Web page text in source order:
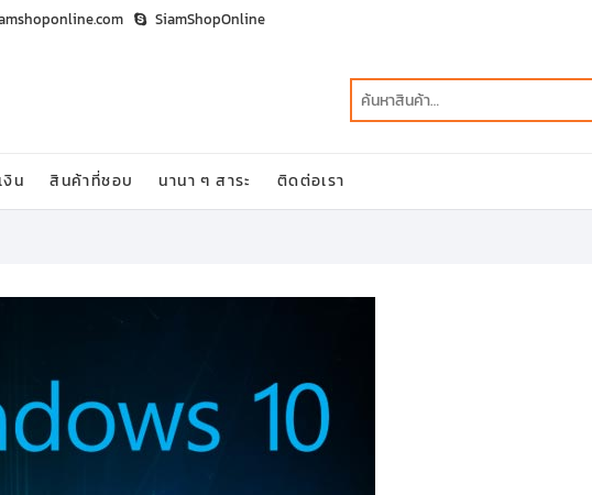
SiamShopOnline
งิน สินค้าที่ชอบ นานา ๆ สาระ ติดต่อเรา